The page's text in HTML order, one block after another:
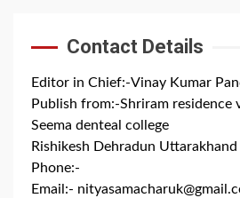
Contact Details
Editor in Chief:-Vinay Kumar
Publish from:-Shriram residence
Seema denteal college
Rishikesh Dehradun Uttarakhand
Phone:-
Email:-